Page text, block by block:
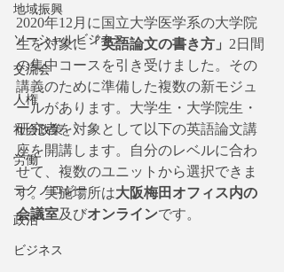
地域振興
ソーシャルビジネス
交流会
人権
社会政策
労働
テクノロジー
政治
ビジネス
2020年12月に国立大学医学系の大学院
生を対象に「英語論文の書き方」 2日間
の集中コースを引き受けました。その
講義のために準備した複数の新モジュ
ールがあります。大学生・大学院生・
研究者を対象として以下の英語論文講
座を開講します。自分のレベルに合わ
せて、複数のユニットから選択できま
す。実施場所は大阪梅田オフィス内の
会議室及びオンラインです。